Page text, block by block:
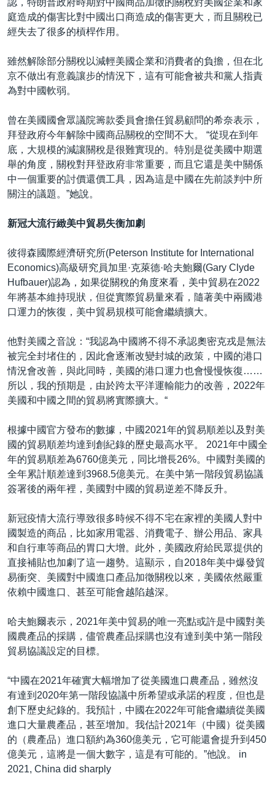
庭造成的傷害比對中國出口商造成的傷害更大，而且關稅已
經失去了很多的槓桿作用。
雖然解除部分關稅以減輕美國企業和消費者的負擔，但在北
京不做出有意義讓步的情況下，這有可能會被共和黨人指責
為對中國軟弱。
曾在美國國會眾議院籌款委員會擔任貿易顧問的希奈表示，
拜登政府今年解除中國商品關稅的空間不大。 “從現在到年
底，大規模的減讓關稅是很難實現的。特別是從美國中期選
舉的角度，關稅對拜登政府非常重要，而且它還是美中關係
中一個重要的討價還價工具，因為這是中國在先前談判中所
關注的議題。”她說。
新冠大流行緻美中貿易失衡加劇
彼得森國際經濟研究所(Peterson Institute for International
Economics)高級研究員加里·克萊德·哈夫鮑爾(Gary Clyde
Hufbauer)認為，如果從關稅的角度來看，美中貿易在2022
年將基本維持現狀，但從實際貿易量來看，隨著美中兩國港
口運力的恢復，美中貿易規模可能會繼續擴大。
他對美國之音說：“我認為中國將不得不承認奧密克戎是無法
被完全封堵住的，因此會逐漸改變封城的政策，中國的港口
情況會改善，與此同時，美國的港口運力也會慢慢恢復……
所以，我的預期是，由於跨太平洋運輸能力的改善，2022年
美國和中國之間的貿易將實際擴大。“
根據中國官方發布的數據，中國2021年的貿易順差以及對美
國的貿易順差均達到創紀錄的歷史最高水平。 2021年中國全
年的貿易順差為6760億美元，同比增長26%。中國對美國的
全年累計順差達到3968.5億美元。在美中第一階段貿易協議
簽署後的兩年裡，美國對中國的貿易逆差不降反升。
新冠疫情大流行導致很多時候不得不宅在家裡的美國人對中
國製造的商品，比如家用電器、消費電子、辦公用品、家具
和自行車等商品的胃口大增。此外，美國政府給民眾提供的
直接補貼也加劇了這一趨勢。這顯示，自2018年美中爆發貿
易衝突、美國對中國進口產品加徵關稅以來，美國依然嚴重
依賴中國進口、甚至可能會越陷越深。
哈夫鮑爾表示，2021年美中貿易的唯一亮點或許是中國對美
國農產品的採購，儘管農產品採購也沒有達到美中第一階段
貿易協議設定的目標。
“中國在2021年確實大幅增加了從美國進口農產品，雖然沒
有達到2020年第一階段協議中所希望或承諾的程度，但也是
創下歷史紀錄的。我預計，中國在2022年可能會繼續從美國
進口大量農產品，甚至增加。我估計2021年（中國）從美國
的（農產品）進口額約為360億美元，它可能還會提升到450
億美元，這將是一個大數字，這是有可能的。”他說。 in
2021, China did sharply